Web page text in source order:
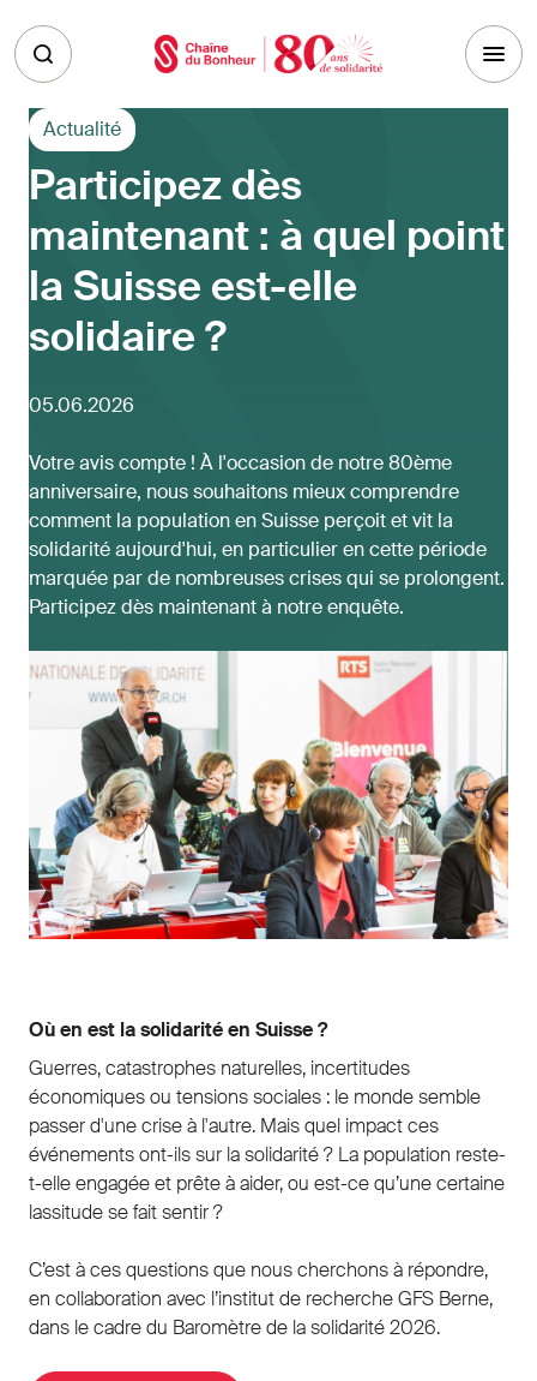
Actualité
Participez dès
maintenant : à quel point
la Suisse est-elle
solidaire ?
05.06.2026
Votre avis compte ! À l'occasion de notre 80ème
anniversaire, nous souhaitons mieux comprendre
comment la population en Suisse perçoit et vit la
solidarité aujourd'hui, en particulier en cette période
marquée par de nombreuses crises qui se prolongent.
Participez dès maintenant à notre enquête.
Où en est la solidarité en Suisse ?
Guerres, catastrophes naturelles, incertitudes
économiques ou tensions sociales : le monde semble
passer d'une crise à l'autre. Mais quel impact ces
événements ont-ils sur la solidarité ? La population reste-
t-elle engagée et prête à aider, ou est-ce qu’une certaine
lassitude se fait sentir ?
C’est à ces questions que nous cherchons à répondre,
en collaboration avec l’institut de recherche GFS Berne,
dans le cadre du Baromètre de la solidarité 2026.